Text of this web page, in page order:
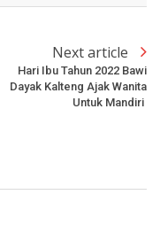
Next article
Hari Ibu Tahun 2022 Bawi
Dayak Kalteng Ajak Wanita
Untuk Mandiri